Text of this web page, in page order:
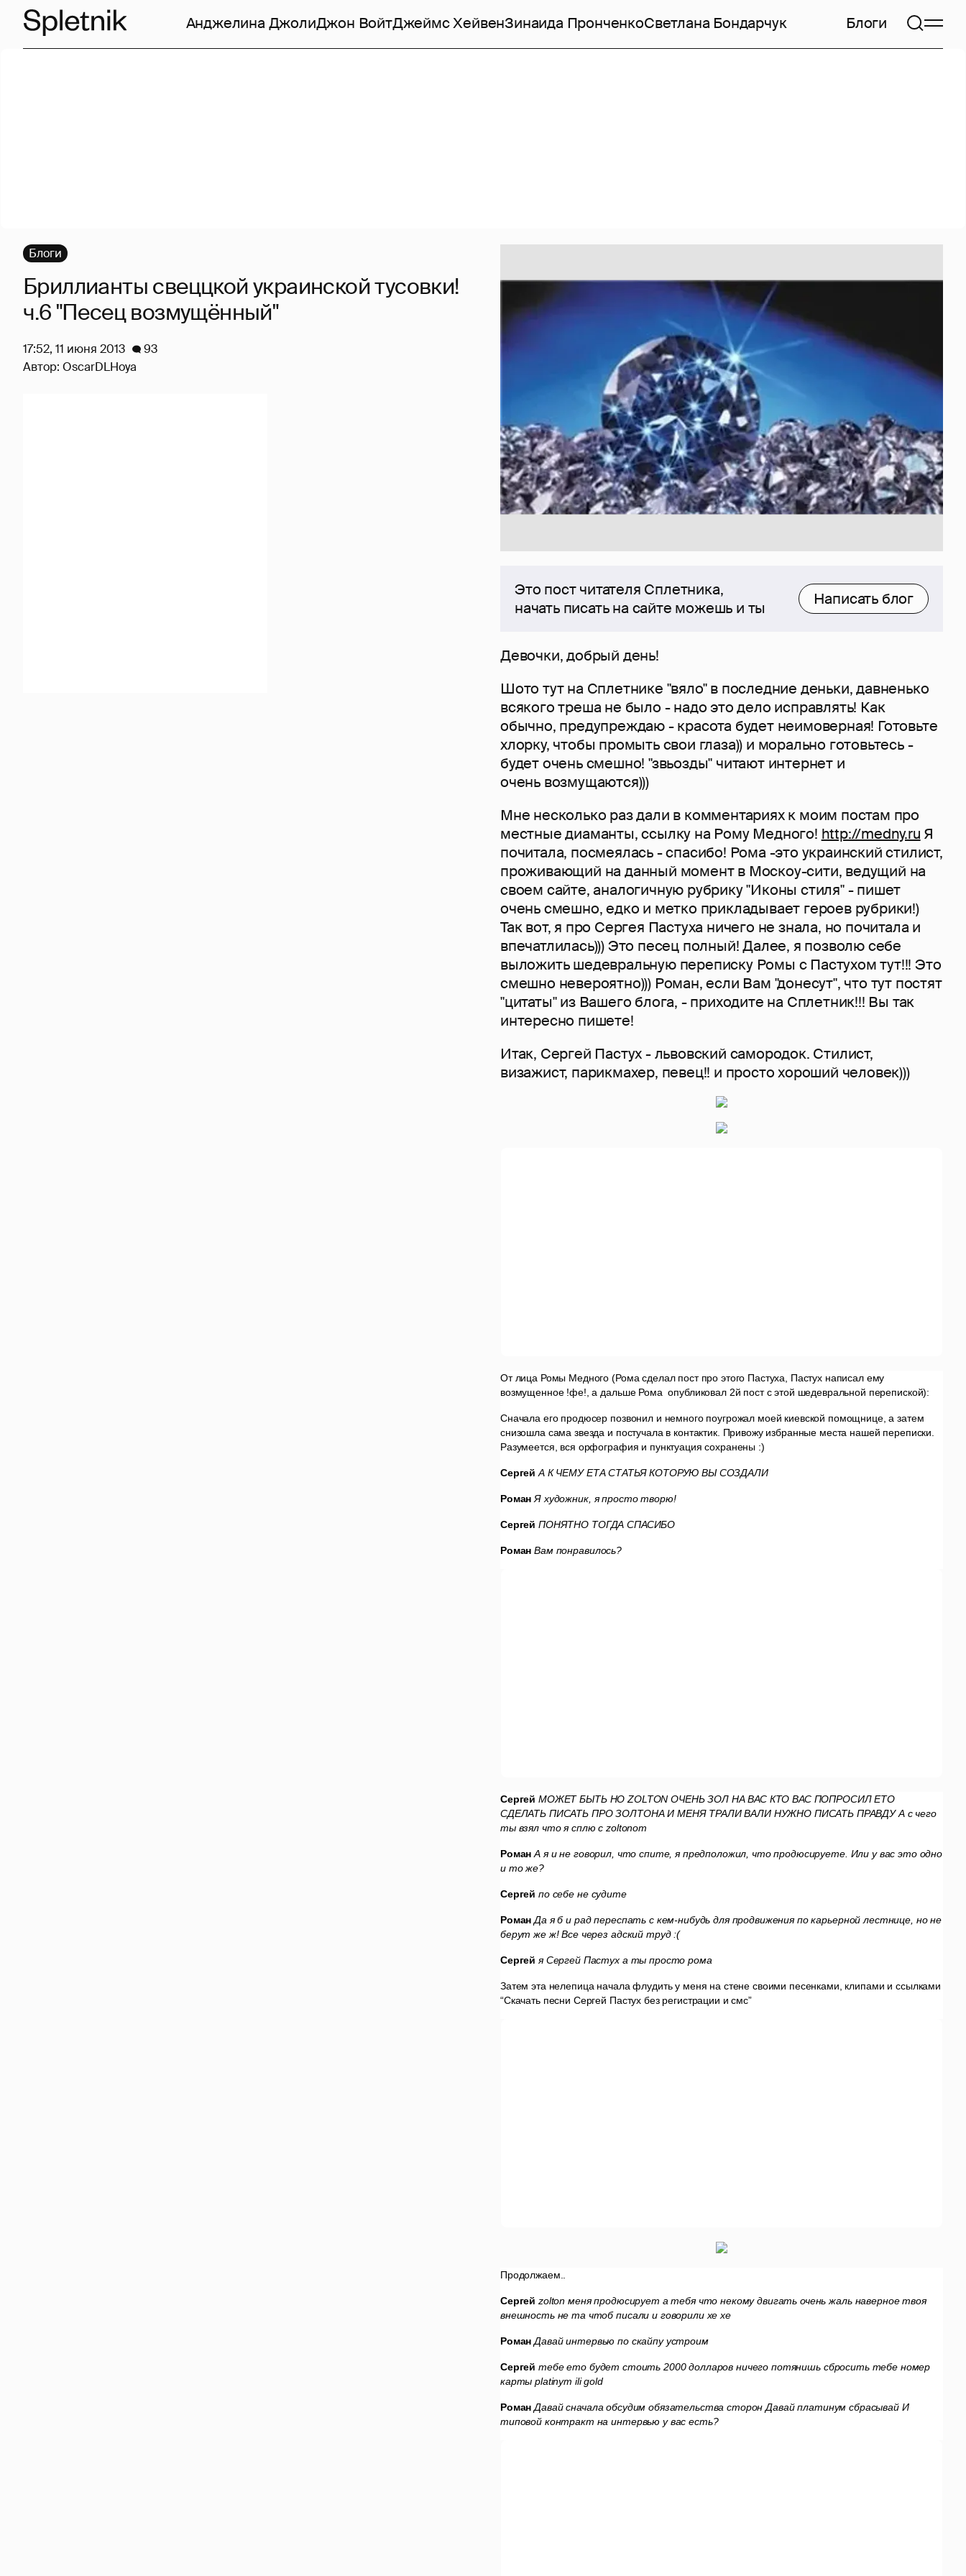
Анджелина ДжолиДжон ВойтДжеймс ХейвенЗинаида ПронченкоСветлана Бондарчук Блоги
Это пост читателя Сплетника,
начать писать на сайте можешь и ты
Написать блог
Девочки, добрый день!
Шото тут на Сплетнике "вяло" в последние деньки, давненько
всякого треша не было - надо это дело исправлять! Как
обычно, предупреждаю - красота будет неимоверная! Готовьте
хлорку, чтобы промыть свои глаза)) и морально готовьтесь -
будет очень смешно! "звьозды" читают интернет и
очень возмущаются)))
Мне несколько раз дали в комментариях к моим постам про
местные диаманты, ссылку на Рому Медного! http://medny.ru Я
почитала, посмеялась - спасибо! Рома -это украинский стилист,
проживающий на данный момент в Москоу-сити, ведущий на
своем сайте, аналогичную рубрику "Иконы стиля" - пишет
очень смешно, едко и метко прикладывает героев рубрики!)
Так вот, я про Сергея Пастуха ничего не знала, но почитала и
впечатлилась))) Это песец полный! Далее, я позволю себе
выложить шедевральную переписку Ромы с Пастухом тут!!! Это
смешно невероятно))) Роман, если Вам "донесут", что тут постят
"цитаты" из Вашего блога, - приходите на Сплетник!!! Вы так
интересно пишете!
Итак, Сергей Пастух - львовский самородок. Стилист,
визажист, парикмахер, певец!! и просто хороший человек)))
От лица Ромы Медного (Рома сделал пост про этого Пастуха, Пастух написал ему
возмущенное !фе!, а дальше Рома опубликовал 2й пост с этой шедевральной перепиской):
Сначала его продюсер позвонил и немного поугрожал моей киевской помощнице, а затем
снизошла сама звезда и постучала в контактик. Привожу избранные места нашей переписки.
Разумеется, вся орфография и пунктуация сохранены :)
Сергей А К ЧЕМУ ЕТА СТАТЬЯ КОТОРУЮ ВЫ СОЗДАЛИ
Роман Я художник, я просто творю!
Сергей ПОНЯТНО ТОГДА СПАСИБО
Роман Вам понравилось?
Сергей МОЖЕТ БЫТЬ НО ZOLTON ОЧЕНЬ ЗОЛ НА ВАС КТО ВАС ПОПРОСИЛ ЕТО
СДЕЛАТЬ ПИСАТЬ ПРО ЗОЛТОНА И МЕНЯ ТРАЛИ ВАЛИ НУЖНО ПИСАТЬ ПРАВДУ А с чего
ты взял что я сплю с zoltonom
Роман А я и не говорил, что спите, я предположил, что продюсируете. Или у вас это одно
и то же?
Сергей по себе не судите
Роман Да я б и рад переспать с кем-нибудь для продвижения по карьерной лестнице, но не
берут же ж! Все через адский труд :(
Сергейя Сергей Пастух а ты просто рома
Затем эта нелепица начала флудить у меня на стене своими песенками, клипами и ссылками
“Скачать песни Сергей Пастух без регистрации и смс”
Продолжаем..
Сергей zolton меня продюсирует а тебя что некому двигать очень жаль наверное твоя
внешность не та чтоб писали и говорили хе хе
Роман Давай интервью по скайпу устроим
Сергей тебе ето будет стоить 2000 долларов ничего потянишь сбросить тебе номер
карты platinym ili gold
Роман Давай сначала обсудим обязательства сторон Давай платинум сбрасывай И
типовой контракт на интервью у вас есть?
Блоги
Бриллианты свеццкой украинской тусовки!
ч.6 "Песец возмущённый"
17:52, 11 июня 2013
93
Автор: OscarDLHoya